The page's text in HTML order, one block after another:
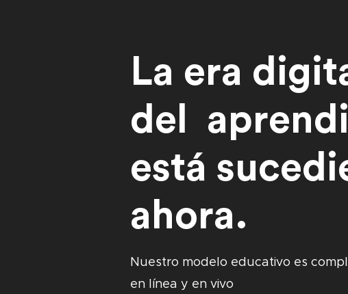
La era
del
está
ahora.
Nuestro modelo educativo es
en línea y en vivo